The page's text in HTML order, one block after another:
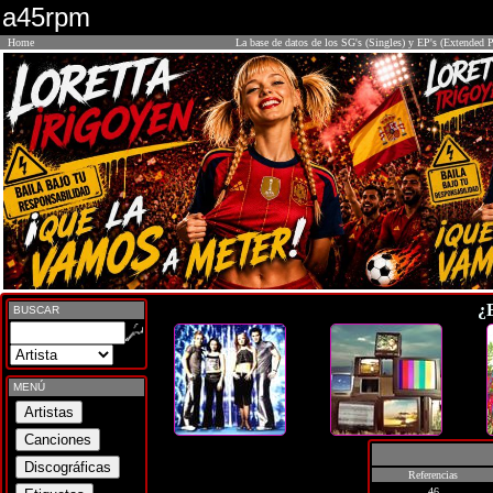
a45rpm
Home La base de datos de los SG's (Singles) y EP's (Extended
BUSCAR
MENÚ
Referencias